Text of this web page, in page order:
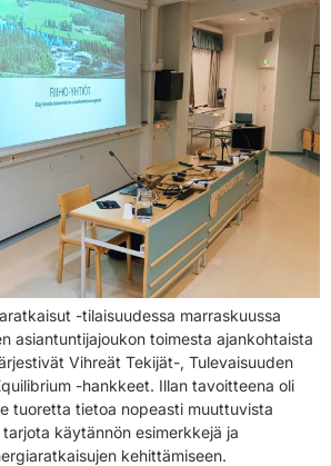
-tilaisuudessa marraskuussa
asiantuntijajoukon toimesta ajankohtaista
Vihreät Tekijät-, Tulevaisuuden
-hankkeet. Illan tavoitteena oli
tuoretta tietoa nopeasti muuttuvista
käytännön esimerkkejä ja
kehittämiseen.